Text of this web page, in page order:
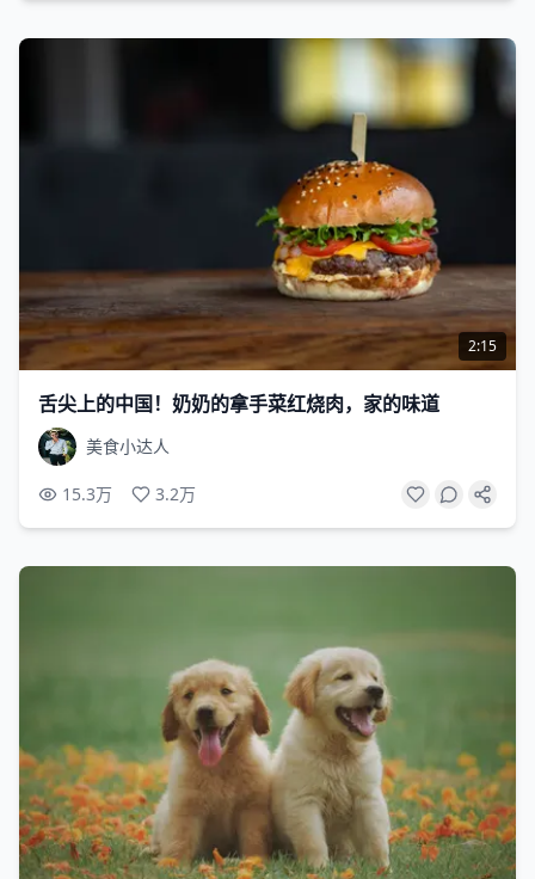
2:15
舌尖上的中国！奶奶的拿手菜红烧肉，家的味道
美食小达人
15.3万 3.2万